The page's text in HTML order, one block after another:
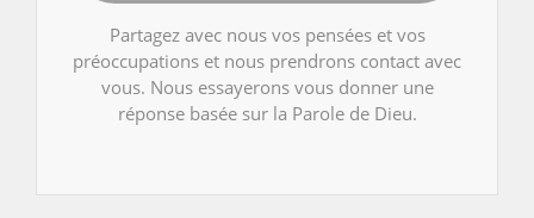
Partagez avec nous vos pensées et vos
préoccupations et nous prendrons contact avec
vous. Nous essayerons vous donner une
réponse basée sur la Parole de Dieu.